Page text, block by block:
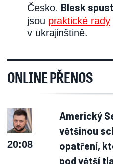
Česko. Blesk
jsou praktické rady
v ukrajinštině.
ONLINE PŘENOS
20:08
Americký
většinou
opatření,
pod větší